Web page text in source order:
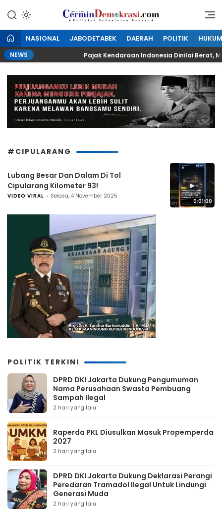
konten
CerminDemokrasi.com
Refleksi Kedaulatan Rakyat
NASIONAL JABODETABEK DAERAH POLITIK HUKUM
NEWS Pajak Kendaraan Indonesia Dinilai Berat,
#CIPULARANG
Lubang Besar Dan Dalam Di Tol
Cipularang Kilometer 93!
VIDEO VIRAL Selasa, 4 November 2025
▶
0:01:00
POLITIK TERKINI
DPRD DKI Jakarta Dukung Pengumuman
Nama Perusahaan Swasta Pembuang
Sampah Ilegal
2 hari yang lalu
Raperda PKL Diusulkan Masuk Propemperda
2027
2 hari yang lalu
DPRD DKI Jakarta Dukung Deklarasi Perangi
Peredaran Tramadol Ilegal Untuk Lindungi
Generasi Muda
2 hari yang lalu